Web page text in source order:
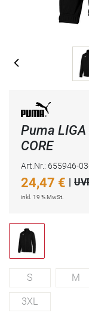
Puma LIGA
CORE
Art.Nr.: 655946-
24,47 €
inkl. 19 % MwSt.
S M
3XL